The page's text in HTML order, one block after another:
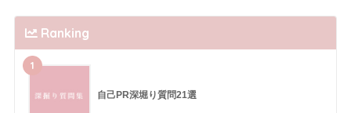
Ranking
1
自己PR深堀り質問21選